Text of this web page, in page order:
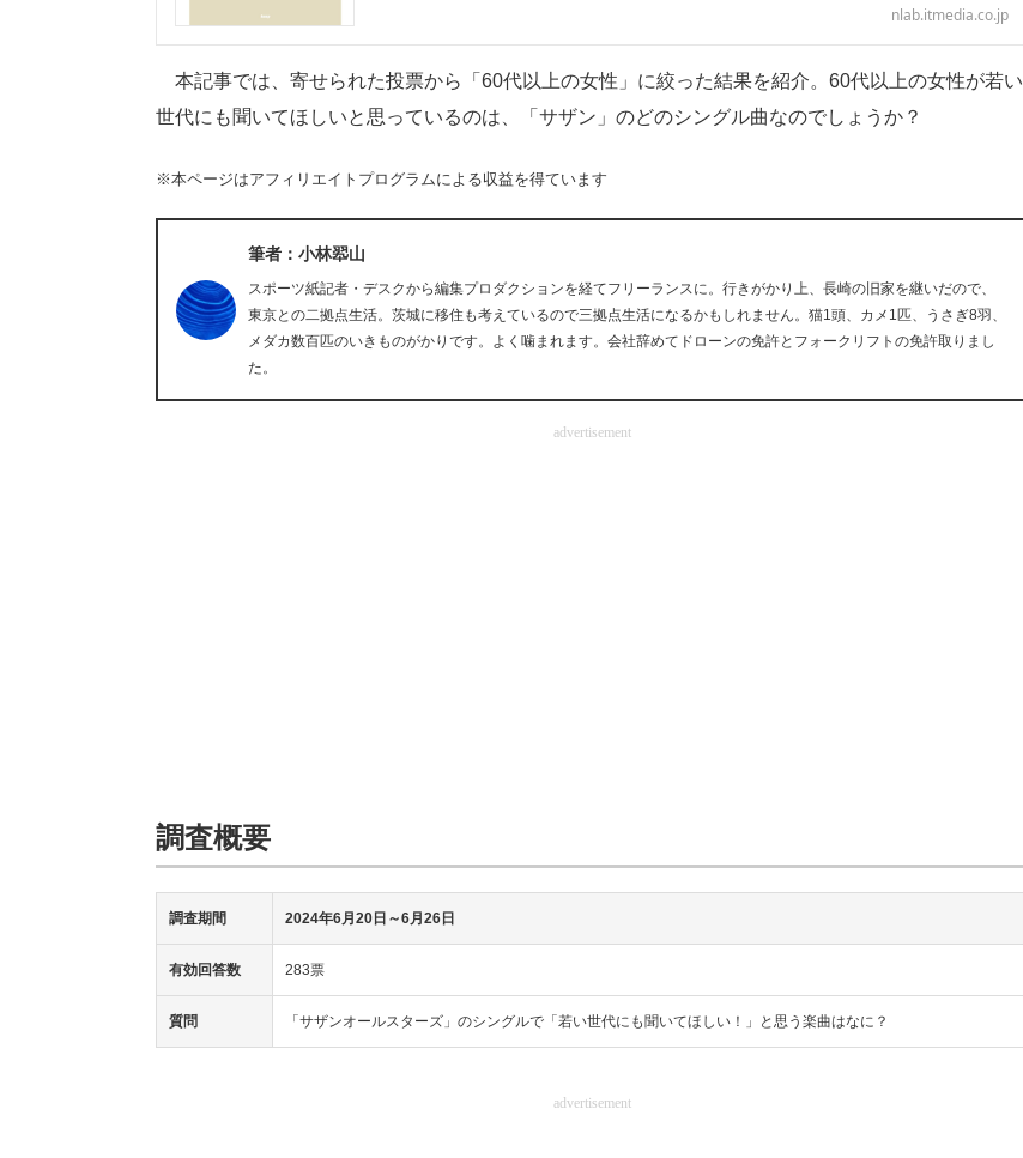
nlab.itmedia.co.jp
本記事では、寄せられた投票から「60代以上の女性」に絞った結果を紹介。60代以上の女性が若い
世代にも聞いてほしいと思っているのは、「サザン」のどのシングル曲なのでしょうか？
※本ページはアフィリエイトプログラムによる収益を得ています
筆者：小林翆山
スポーツ紙記者・デスクから編集プロダクションを経てフリーランスに。行きがかり上、長崎の旧家を継いだので、
東京との二拠点生活。茨城に移住も考えているので三拠点生活になるかもしれません。猫1頭、カメ1匹、うさぎ8羽、
メダカ数百匹のいきものがかりです。よく噛まれます。会社辞めてドローンの免許とフォークリフトの免許取りまし
た。
advertisement
調査概要
調査期間 2024年6月20日 ～6月26日
有効回答数 283票
質問 「サザンオールスターズ」のシングルで「若い世代にも聞いてほしい！」と思う楽曲はなに？
advertisement